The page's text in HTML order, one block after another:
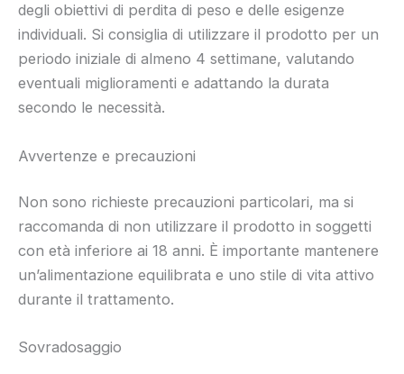
degli obiettivi di perdita di peso e delle esigenze
individuali. Si consiglia di utilizzare il prodotto per un
periodo iniziale di almeno 4 settimane, valutando
eventuali miglioramenti e adattando la durata
secondo le necessità.
Avvertenze e precauzioni
Non sono richieste precauzioni particolari, ma si
raccomanda di non utilizzare il prodotto in soggetti
con età inferiore ai 18 anni. È importante mantenere
un’alimentazione equilibrata e uno stile di vita attivo
durante il trattamento.
Sovradosaggio